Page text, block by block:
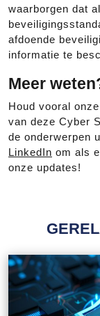
waarborgen dat
afdoende
informatie te
Meer
Houd vooral
van deze Cyber
de onderwerpen
LinkedIn om als
onze updates!